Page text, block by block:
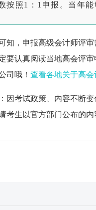
按照1：1申报。当年
知，申报高级会计师评
要认真阅读当地高会评
司哦！ 查看各地关于高
因考试政策、内容不断
考生以官方部门公布的内